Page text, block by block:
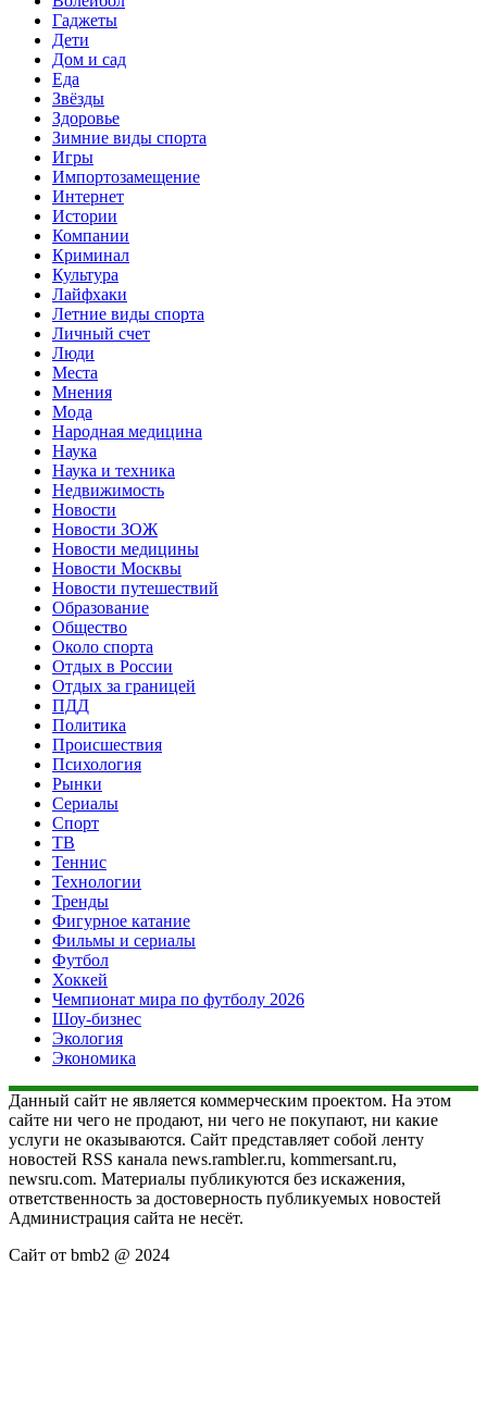
Гаджеты
Дети
Дом и сад
Еда
Звёзды
Здоровье
Зимние виды спорта
Игры
Импортозамещение
Интернет
Истории
Компании
Криминал
Культура
Лайфхаки
Летние виды спорта
Личный счет
Люди
Места
Мнения
Мода
Народная медицина
Наука
Наука и техника
Недвижимость
Новости
Новости ЗОЖ
Новости медицины
Новости Москвы
Новости путешествий
Образование
Общество
Около спорта
Отдых в России
Отдых за границей
ПДД
Политика
Происшествия
Психология
Рынки
Сериалы
Спорт
ТВ
Теннис
Технологии
Тренды
Фигурное катание
Фильмы и сериалы
Футбол
Хоккей
Чемпионат мира по футболу 2026
Шоу-бизнес
Экология
Экономика
Данный сайт не является коммерческим проектом. На этом
сайте ни чего не продают, ни чего не покупают, ни какие
услуги не оказываются. Сайт представляет собой ленту
новостей RSS канала news.rambler.ru, kommersant.ru,
newsru.com. Материалы публикуются без искажения,
ответственность за достоверность публикуемых новостей
Администрация сайта не несёт.
Сайт от bmb2 @ 2024